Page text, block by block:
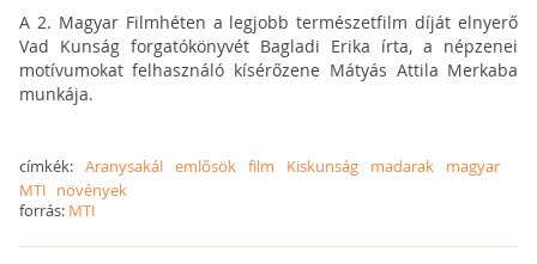
A 2. Magyar Filmhéten a legjobb természetfilm díját elnyerő
Vad Kunság forgatókönyvét Bagladi Erika írta, a népzenei
motívumokat felhasználó kísérőzene Mátyás Attila Merkaba
munkája.
címkék: Aranysakál emlősök film Kiskunság madarak
magyar
MTI növények
forrás: MTI